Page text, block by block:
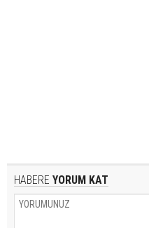
HABERE YORUM KAT